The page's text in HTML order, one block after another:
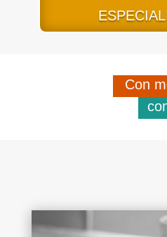
Con